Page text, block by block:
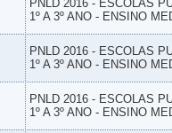
PNLD 2016 - ESCOLAS
1º A 3º ANO - ENSINO
PNLD 2016 - ESCOLAS
1º A 3º ANO - ENSINO
PNLD 2016 - ESCOLAS
1º A 3º ANO - ENSINO